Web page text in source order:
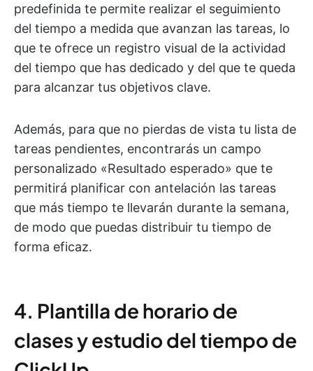
predefinida te permite realizar el seguimiento
del tiempo a medida que avanzan las tareas, lo
que te ofrece un registro visual de la actividad
del tiempo que has dedicado y del que te queda
para alcanzar tus objetivos clave.
Además, para que no pierdas de vista tu lista de
tareas pendientes, encontrarás un campo
personalizado «Resultado esperado» que te
permitirá planificar con antelación las tareas
que más tiempo te llevarán durante la semana,
de modo que puedas distribuir tu tiempo de
forma eficaz.
4. Plantilla de horario de
clases y estudio del tiempo de